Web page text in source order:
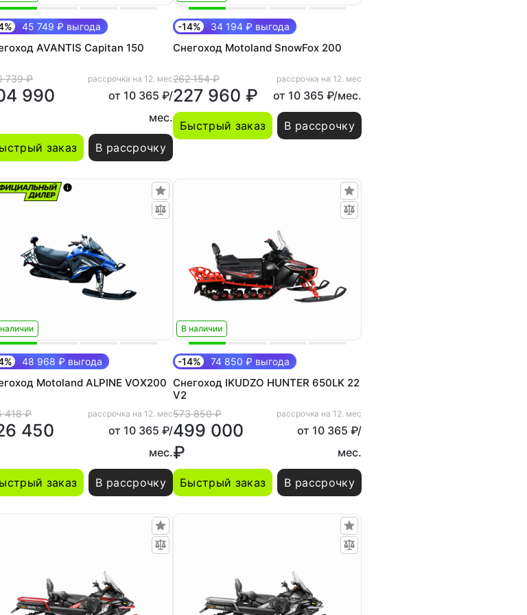
45 749 ₽ выгода
AVANTIS Capitan 150
739 ₽
990
рассрочка на 12. мес
от 10 365 ₽/
мес.
заказ В рассрочку
-14% 34 194 ₽ выгода
Снегоход Motoland SnowFox 200
262 154 ₽
227 960 ₽
рассрочка на 12. мес
от 10 365 ₽/мес.
Быстрый заказ В рассрочку
48 968 ₽ выгода
Motoland ALPINE VOX200
418 ₽
450
рассрочка на 12. мес
от 10 365 ₽/
мес.
заказ В рассрочку
В наличии
-14% 74 850 ₽ выгода
Снегоход IKUDZO HUNTER 650LK 22
V2
573 850 ₽
499 000
₽
рассрочка на 12. мес
от 10 365 ₽/
мес.
Быстрый заказ В рассрочку